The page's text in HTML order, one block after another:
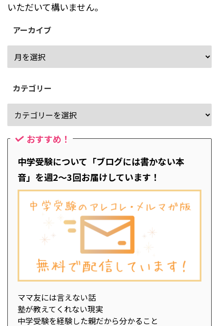
いただいて構いません。
アーカイブ
カテゴリー
おすすめ！
中学受験について「ブログには書かない本
音」を週2～3回お届けしています！
ママ友には言えない話
塾が教えてくれない現実
中学受験を経験した親だから分かること